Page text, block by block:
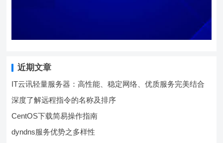
近期文章
IT云讯轻量服务器：高性能、稳定网络、优质服务完美结合
深度了解远程指令的名称及排序
CentOS下载简易操作指南
dyndns服务优势之多样性